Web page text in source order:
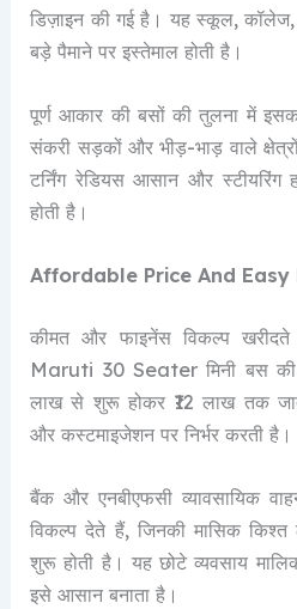
डिज़ाइन की गई है। यह स्कूल, कॉलेज,
बड़े पैमाने पर इस्तेमाल होती है।
पूर्ण आकार की बसों की तुलना में
संकरी सड़कों और भीड़-भाड़ वाले
टर्निंग रेडियस आसान और
होती है।
Affordable Price And Easy
कीमत और फाइनेंस विकल्प
Maruti 30 Seater मिनी बस की
लाख से शुरू होकर ₹12 लाख तक
और कस्टमाइजेशन पर निर्भर करती है।
बैंक और एनबीएफसी व्यावसायिक
विकल्प देते हैं, जिनकी मासिक
शुरू होती है। यह छोटे व्यवसाय
इसे आसान बनाता है।